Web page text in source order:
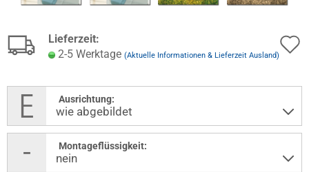
Lieferzeit:
2-5 Werktage (Aktuelle Informationen & Lieferzeit Ausland)
Ausrichtung:
Montageflüssigkeit: